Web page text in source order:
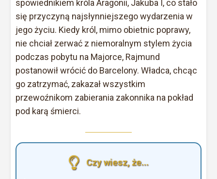
spowiednikiem króla Aragonii, Jakuba I, co stało
się przyczyną najsłynniejszego wydarzenia w
jego życiu. Kiedy król, mimo obietnic poprawy,
nie chciał zerwać z niemoralnym stylem życia
podczas pobytu na Majorce, Rajmund
postanowił wrócić do Barcelony. Władca, chcąc
go zatrzymać, zakazał wszystkim
przewoźnikom zabierania zakonnika na pokład
pod karą śmierci.
Czy wiesz, że...